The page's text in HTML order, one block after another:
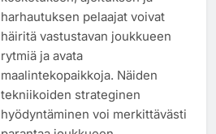
harhautuksen pelaajat voivat
häiritä vastustavan joukkueen
rytmiä ja avata
maalintekopaikkoja. Näiden
tekniikoiden strateginen
hyödyntäminen voi merkittävästi